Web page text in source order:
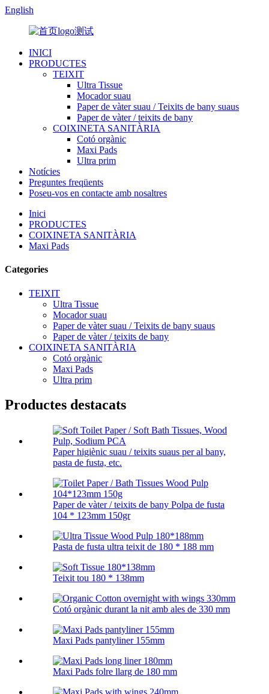
English
INICI
PRODUCTES
TEIXIT
Ultra Tissue
Mocador suau
Paper de vàter suau / Teixits de bany suaus
Paper de vàter / teixits de bany
COIXINETA SANITÀRIA
Cotó orgànic
Maxi Pads
Ultra prim
Notícies
Preguntes freqüents
Poseu-vos en contacte amb nosaltres
Inici
PRODUCTES
COIXINETA SANITÀRIA
Maxi Pads
Categories
TEIXIT
Ultra Tissue
Mocador suau
Paper de vàter suau / Teixits de bany suaus
Paper de vàter / teixits de bany
COIXINETA SANITÀRIA
Cotó orgànic
Maxi Pads
Ultra prim
Productes destacats
Paper higiènic suau / teixits suaus per al bany,
pasta de fusta, etc.
Paper de vàter / teixits de bany Polpa de fusta
104 * 123mm 150gr
Pasta de fusta ultra teixit de 180 * 188 mm
Teixit tou 180 * 138mm
Cotó orgànic durant la nit amb ales de 330 mm
Maxi Pads pantyliner 155mm
Maxi Pads folre llarg de 180 mm